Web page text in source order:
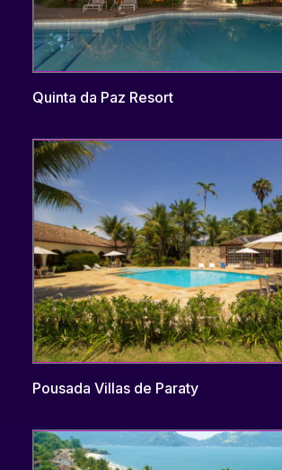
Quinta da Paz Resort
Pousada Villas de Paraty